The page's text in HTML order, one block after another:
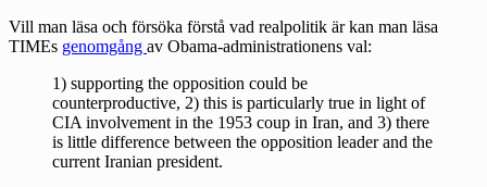
Vill man läsa och försöka förstå vad realpolitik är kan man läsa
TIMEs genomgång av Obama-administrationens val:
1) supporting the opposition could be
counterproductive, 2) this is particularly true in light of
CIA involvement in the 1953 coup in Iran, and 3) there
is little difference between the opposition leader and the
current Iranian president.